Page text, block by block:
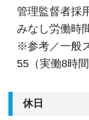
管理監督者採
みなし労働時
※参考／一般
55（実働8時
休日